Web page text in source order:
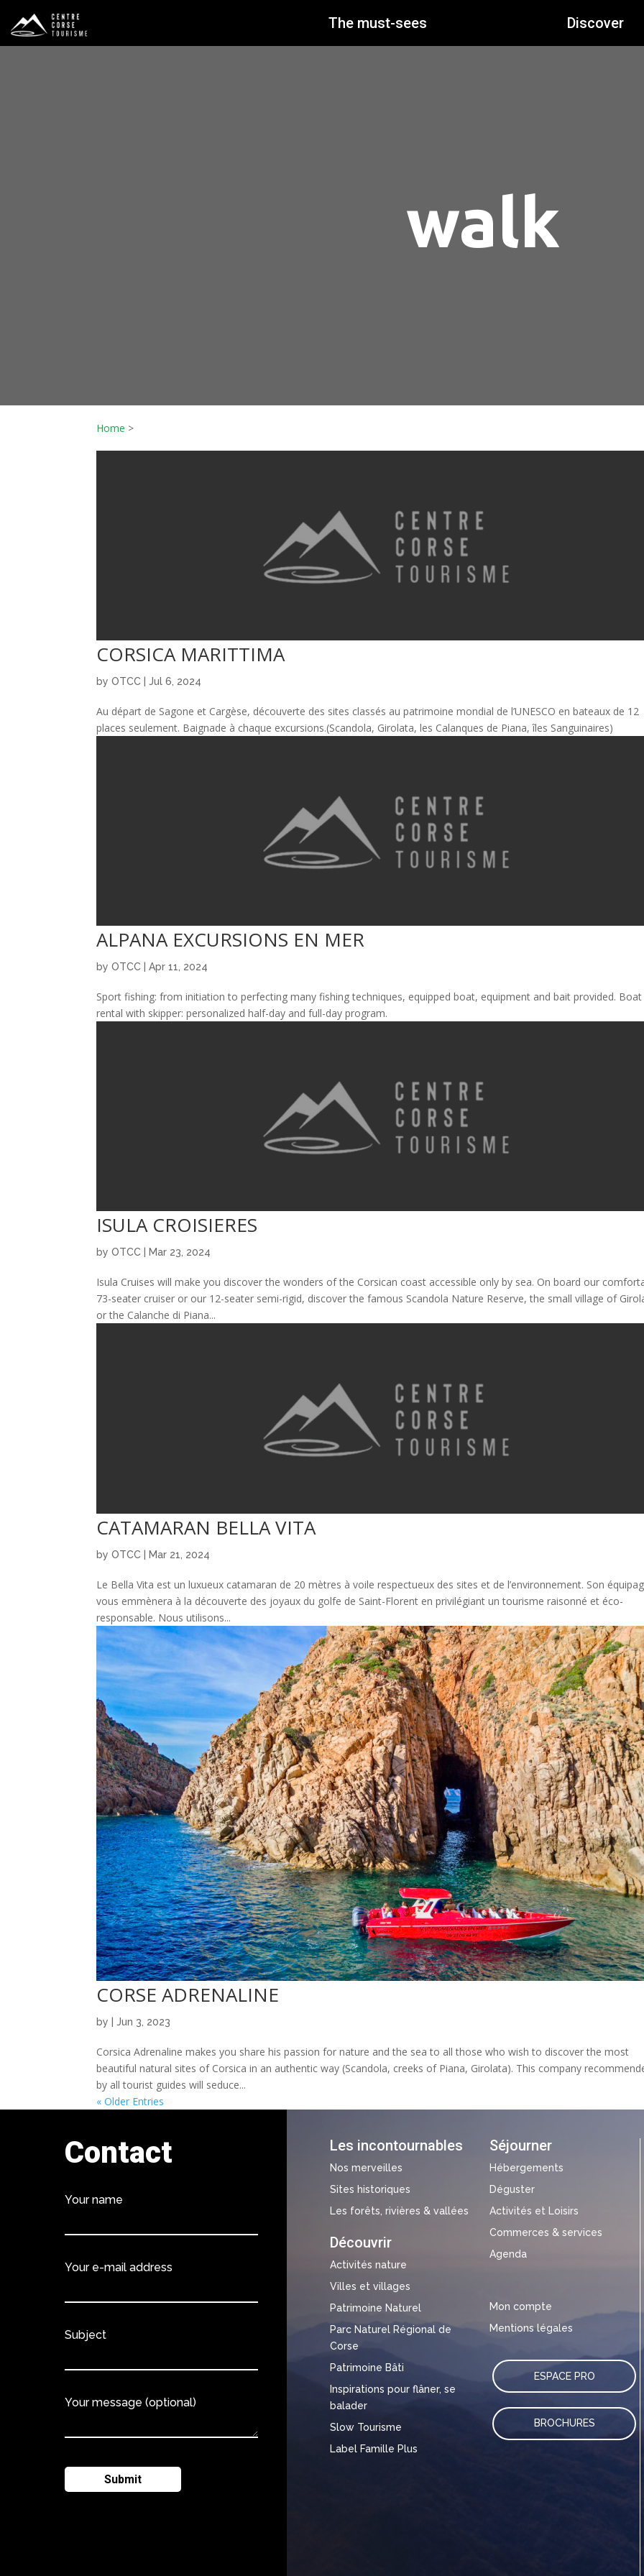
The must-sees Discover
walk
Home >
CORSICA MARITTIMA
byOTCC |Jul 6, 2024
Au départ de Sagone et Cargèse, découverte des sites classés au patrimoine mondial de l’UNESCO en bateaux de 12
places seulement. Baignade à chaque excursions.(Scandola, Girolata, les Calanques de Piana, îles Sanguinaires)
ALPANA EXCURSIONS EN MER
byOTCC |Apr 11, 2024
Sport fishing: from initiation to perfecting many fishing techniques, equipped boat, equipment and bait provided. Boat
rental with skipper: personalized half-day and full-day program.
ISULA CROISIERES
byOTCC Mar 23, 2024
Isula Cruises will make you discover the wonders of the Corsican coast accessible only by sea. On board our
73-seater cruiser or our 12-seater semi-rigid, discover the famous Scandola Nature Reserve, the small village of
or the Calanche di Piana...
CATAMARAN BELLA VITA
byOTCC |Mar 21, 2024
Le Bella Vita est un luxueux catamaran de 20 mètres à voile respectueux des sites et de l’environnement. Son
vous emmènera à la découverte des joyaux du golfe de Saint-Florent en privilégiant un tourisme raisonné et éco-
responsable. Nous utilisons...
CORSE ADRENALINE
by |Jun 3, 2023
Corsica Adrenaline makes you share his passion for nature and the sea to all those who wish to discover the most
beautiful natural sites of Corsica in an authentic way (Scandola, creeks of Piana, Girolata). This company
by all tourist guides will seduce...
« Older Entries
Les incontournables
Nos merveilles
Sites historiques
Les forêts, rivières & vallées
Découvrir
Activités nature
Villes et villages
Patrimoine Naturel
Parc Naturel Régional de
Corse
Patrimoine Bâti
Inspirations pour flâner, se
balader
Slow Tourisme
Label Famille Plus
Séjourner
Hébergements
Déguster
Activités et Loisirs
Commerces & services
Agenda
Mon compte
Mentions légales
ESPACE PRO
BROCHURES
Contact
Your name
Your e-mail address
Subject
Your message (optional)